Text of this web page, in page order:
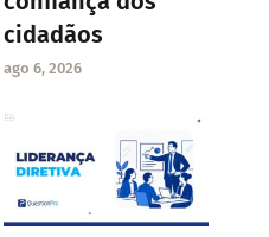
cidadãos
ago 6, 2026